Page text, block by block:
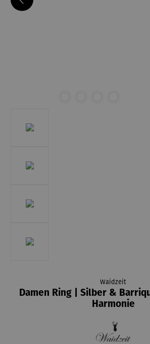
Waidzeit
Damen Ring | Silber &
Harmonie